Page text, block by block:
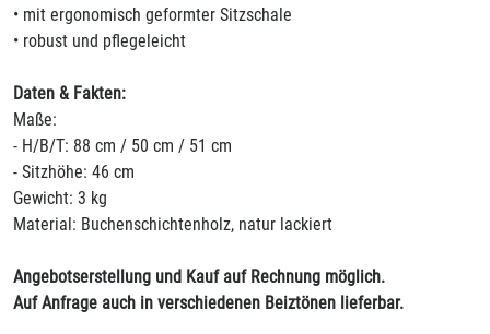
• mit ergonomisch geformter Sitzschale
• robust und pflegeleicht
Daten & Fakten:
Maße:
- H/B/T: 88 cm / 50 cm / 51 cm
- Sitzhöhe: 46 cm
Gewicht: 3 kg
Material: Buchenschichtenholz, natur lackiert
Angebotserstellung und Kauf auf Rechnung möglich.
Auf Anfrage auch in verschiedenen Beiztönen lieferbar.